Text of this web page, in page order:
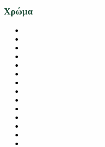
Χρώμα